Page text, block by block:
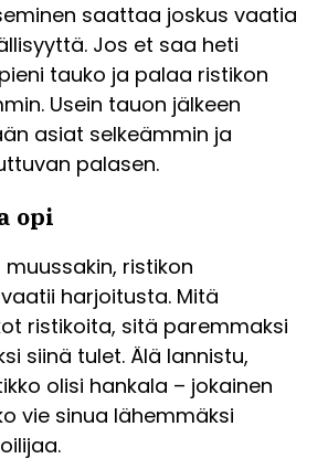
saattaa joskus vaatia
Jos et saa heti
tauko ja palaa ristikon
Usein tauon jälkeen
asiat selkeämmin ja
palasen.
opi
muussakin, ristikon
harjoitusta. Mitä
ristikoita, sitä paremmaksi
siinä tulet. Älä lannistu,
olisi hankala – jokainen
vie sinua lähemmäksi